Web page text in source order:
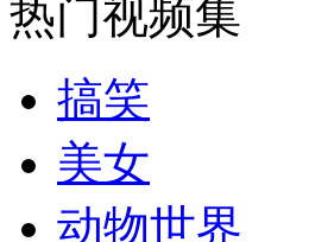
无痛分娩是否安全 医生回应
外交部：反对强权政治霸凌主义
外交部：有关国家言论片面不公正
热门视频集
搞笑
美女
动物世界